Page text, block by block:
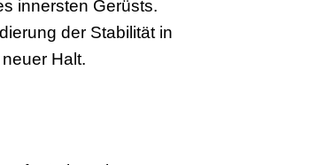
innersten Gerüsts.
der Stabilität in
Halt.